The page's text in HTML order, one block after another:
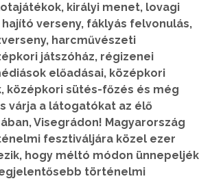
királyi menet, lovagi
verseny, fáklyás felvonulás,
harcművészeti
játszóház, régizenei
előadásai, középkori
középkori sütés-főzés és még
várja a látogatókat az élő
Visegrádon! Magyarország
fesztiváljára közel ezer
hogy méltó módon ünnepeljék
történelmi